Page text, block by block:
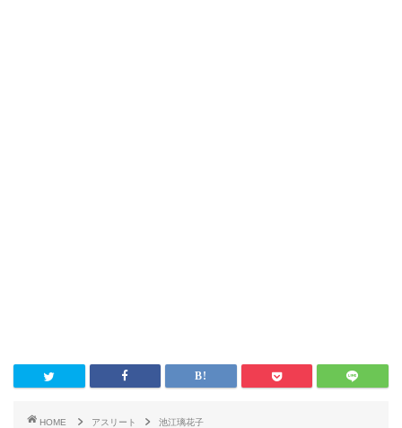
HOME アスリート
池江璃花子